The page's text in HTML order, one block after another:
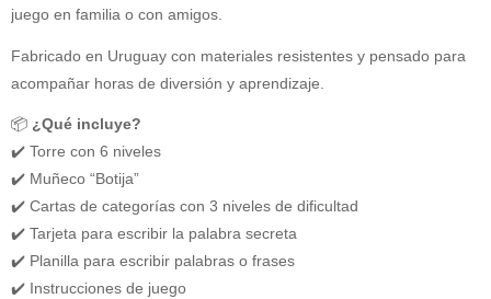
juego en familia o con amigos.
Fabricado en Uruguay con materiales resistentes y pensado para
acompañar horas de diversión y aprendizaje.
📦 ¿Qué incluye?
✔️ Torre con 6 niveles
✔️ Muñeco “Botija”
✔️ Cartas de categorías con 3 niveles de dificultad
✔️ Tarjeta para escribir la palabra secreta
✔️ Planilla para escribir palabras o frases
✔️ Instrucciones de juego